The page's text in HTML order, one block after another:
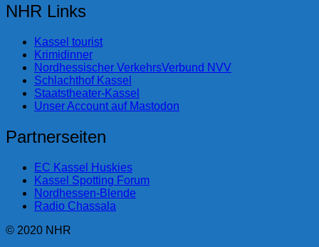
NHR Links
Kassel tourist
Krimidinner
Nordhessischer VerkehrsVerbund NVV
Schlachthof Kassel
Staatstheater-Kassel
Unser Account auf Mastodon
Partnerseiten
EC Kassel Huskies
Kassel Spotting Forum
Nordhessen-Blende
Radio Chassala
© 2020 NHR